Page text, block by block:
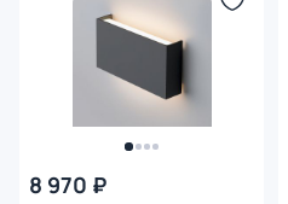
8 970 ₽